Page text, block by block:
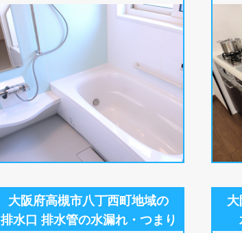
大阪府高槻市八丁西町地域の
排水口 排水管の水漏れ・つまり